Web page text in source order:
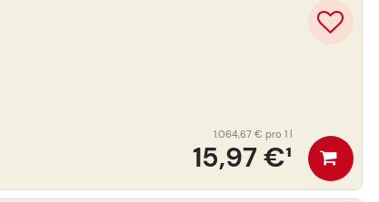
15,97 €¹
1.064,67 € pro 1 l